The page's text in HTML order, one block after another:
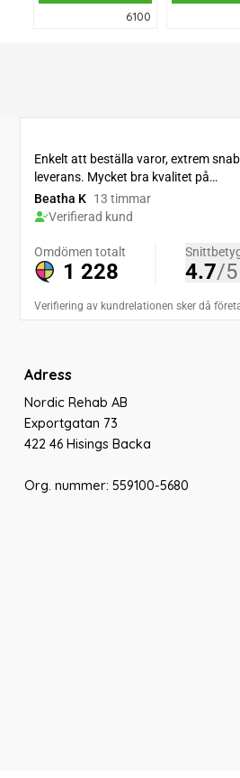
6100
Adress
Nordic Rehab AB
Exportgatan 73
422 46 Hisings Backa
Org. nummer: 559100-5680